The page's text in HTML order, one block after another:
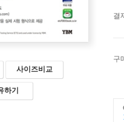
사이즈비교
하기
결
구